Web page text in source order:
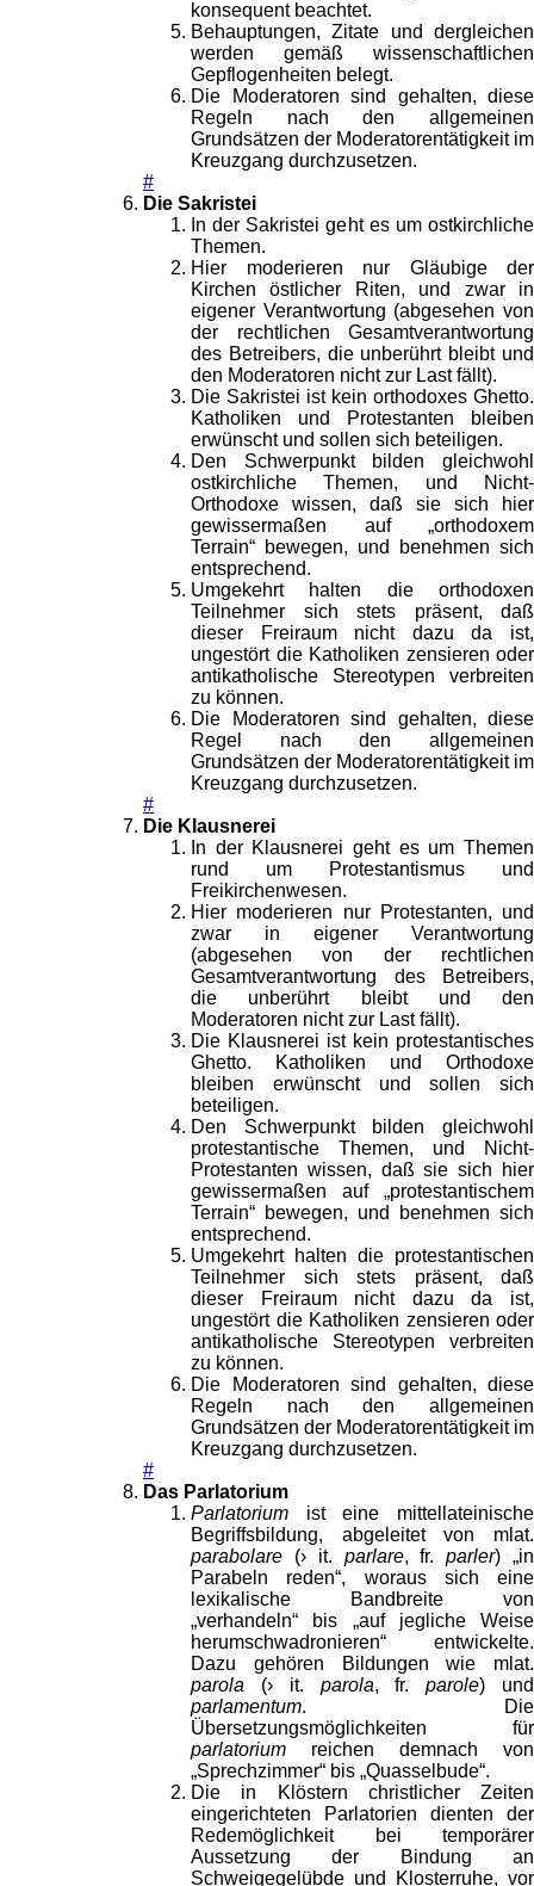
konsequent beachtet.
Behauptungen, Zitate und dergleichen
werden gemäß wissenschaftlichen
Gepflogenheiten belegt.
Die Moderatoren sind gehalten, diese
Regeln nach den allgemeinen
Grundsätzen der Moderatorentätigkeit im
Kreuzgang durchzusetzen.
#
Die Sakristei
In der Sakristei geht es um ostkirchliche
Themen.
Hier moderieren nur Gläubige der
Kirchen östlicher Riten, und zwar in
eigener Verantwortung (abgesehen von
der rechtlichen Gesamtverantwortung
des Betreibers, die unberührt bleibt und
den Moderatoren nicht zur Last fällt).
Die Sakristei ist kein orthodoxes Ghetto.
Katholiken und Protestanten bleiben
erwünscht und sollen sich beteiligen.
Den Schwerpunkt bilden gleichwohl
ostkirchliche Themen, und Nicht-
Orthodoxe wissen, daß sie sich hier
gewissermaßen auf „orthodoxem
Terrain“ bewegen, und benehmen sich
entsprechend.
Umgekehrt halten die orthodoxen
Teilnehmer sich stets präsent, daß
dieser Freiraum nicht dazu da ist,
ungestört die Katholiken zensieren oder
antikatholische Stereotypen verbreiten
zu können.
Die Moderatoren sind gehalten, diese
Regel nach den allgemeinen
Grundsätzen der Moderatorentätigkeit im
Kreuzgang durchzusetzen.
#
Die Klausnerei
In der Klausnerei geht es um Themen
rund um Protestantismus und
Freikirchenwesen.
Hier moderieren nur Protestanten, und
zwar in eigener Verantwortung
(abgesehen von der rechtlichen
Gesamtverantwortung des Betreibers,
die unberührt bleibt und den
Moderatoren nicht zur Last fällt).
Die Klausnerei ist kein protestantisches
Ghetto. Katholiken und Orthodoxe
bleiben erwünscht und sollen sich
beteiligen.
Den Schwerpunkt bilden gleichwohl
protestantische Themen, und Nicht-
Protestanten wissen, daß sie sich hier
gewissermaßen auf „protestantischem
Terrain“ bewegen, und benehmen sich
entsprechend.
Umgekehrt halten die protestantischen
Teilnehmer sich stets präsent, daß
dieser Freiraum nicht dazu da ist,
ungestört die Katholiken zensieren oder
antikatholische Stereotypen verbreiten
zu können.
Die Moderatoren sind gehalten, diese
Regeln nach den allgemeinen
Grundsätzen der Moderatorentätigkeit im
Kreuzgang durchzusetzen.
#
Das Parlatorium
Parlatorium ist eine mittellateinische
Begriffsbildung, abgeleitet von mlat.
parabolare (› it. parlare, fr.parler) „in
Parabeln reden“, woraus sich eine
lexikalische Bandbreite von
„verhandeln“ bis „auf jegliche Weise
herumschwadronieren“ entwickelte.
Dazu gehören Bildungen wie mlat.
parola (› it. parola, fr.parole) und
parlamentum. Die
Übersetzungsmöglichkeiten für
parlatorium reichen demnach von
„Sprechzimmer“ bis „Quasselbude“.
Die in Klöstern christlicher Zeiten
eingerichteten Parlatorien dienten der
Redemöglichkeit bei temporärer
Aussetzung der Bindung an
Schweigegelübde und Klosterruhe, vor